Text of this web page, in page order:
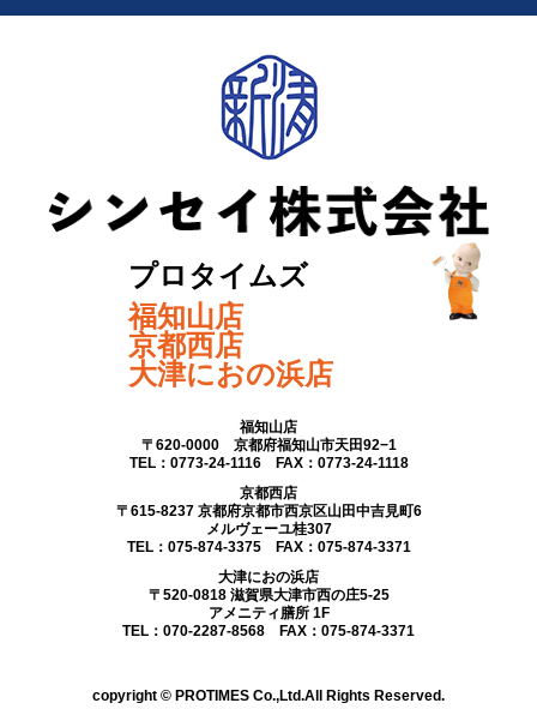
プロタイムズ
福知山店
京都西店
大津におの浜店
福知山店
〒620-0000 京都府福知山市天田92−1
TEL：0773-24-1116 FAX：0773-24-1118
京都西店
〒615-8237 京都府京都市西京区山田中吉見町6
メルヴェーユ桂307
TEL：075-874-3375 FAX：075-874-3371
大津におの浜店
〒520-0818 滋賀県大津市西の庄5-25
アメニティ膳所 1F
TEL：070-2287-8568 FAX：075-874-3371
copyright © PROTIMES Co.,Ltd.All Rights Reserved.